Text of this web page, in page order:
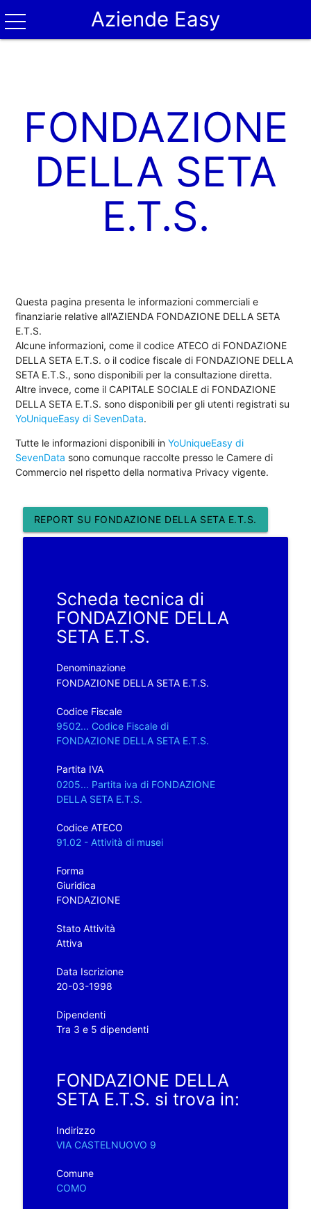
Aziende Easy
FONDAZIONE
DELLA SETA
E.T.S.
Questa pagina presenta le informazioni commerciali e
finanziarie relative all'AZIENDA FONDAZIONE DELLA SETA
E.T.S.
Alcune informazioni, come il codice ATECO di FONDAZIONE
DELLA SETA E.T.S. o il codice fiscale di FONDAZIONE DELLA
SETA E.T.S., sono disponibili per la consultazione diretta.
Altre invece, come il CAPITALE SOCIALE di FONDAZIONE
DELLA SETA E.T.S. sono disponibili per gli utenti registrati su
YoUniqueEasy di SevenData.
Tutte le informazioni disponibili inYoUniqueEasy di
SevenData sono comunque raccolte presso le Camere di
Commercio nel rispetto della normativa Privacy vigente.
REPORT SU FONDAZIONE DELLA SETA E.T.S.
Scheda tecnica di
FONDAZIONE DELLA
SETA E.T.S.
Denominazione
FONDAZIONE DELLA SETA E.T.S.
Codice Fiscale
9502... Codice Fiscale di
FONDAZIONE DELLA SETA E.T.S.
Partita IVA
0205... Partita iva di FONDAZIONE
DELLA SETA E.T.S.
Codice ATECO
91.02 - Attività di musei
Forma
Giuridica
FONDAZIONE
Stato Attività
Attiva
Data Iscrizione
20-03-1998
Dipendenti
Tra 3 e 5 dipendenti
FONDAZIONE DELLA
SETA E.T.S. si trova in:
Indirizzo
VIA CASTELNUOVO 9
Comune
COMO